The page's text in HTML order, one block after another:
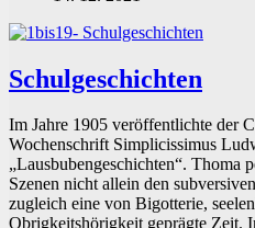
Schule.
neue
Lust
am
Gehorsam
Schulgeschichten
Im Jahre 1905 veröffentlichte der
Wochenschrift Simplicissimus
„Lausbubengeschichten“. Thoma
Szenen nicht allein den
zugleich eine von Bigotterie,
Obrigkeitshörigkeit geprägte Zeit.